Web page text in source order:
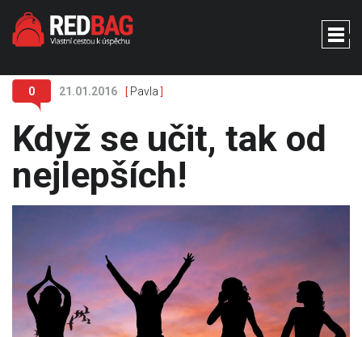
Menu
0 21.01.2016 Pavla
Když se učit, tak od
nejlepších!